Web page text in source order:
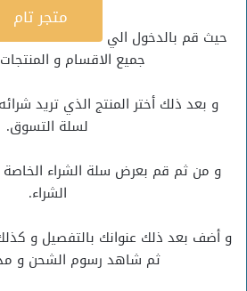
حيث قم بالدخول الي
متجر تام
جميع الاقسام و
و بعد ذلك أختر المنتج الذي تريد
لسلة التسوق.
و من ثم قم بعرض سلة الشراء الخاصة
الشراء.
و أضف بعد ذلك عنوانك بالتفصيل و
ثم شاهد رسوم الشحن و